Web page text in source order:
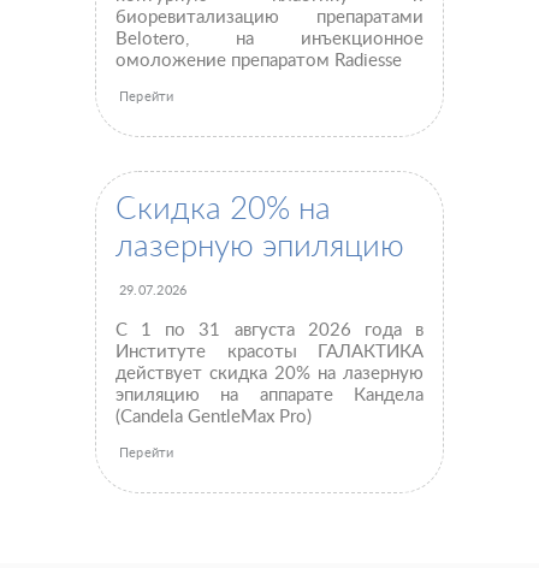
О клинике Лицензии и сертификаты
Новости и СМИ Cтатьи и публикации
Программа лояльности и подарочные сертификаты
Медицинский туризм Юр. информация
Карьера
биоревитализацию препаратами
Belotero, на инъекционное
омоложение препаратом Radiesse
Перейти
Скидка 20% на
лазерную эпиляцию
29.07.2026
С 1 по 31 августа 2026 года в
Институте красоты ГАЛАКТИКА
действует скидка 20% на лазерную
эпиляцию на аппарате Кандела
(Candela GentleMax Pro)
Перейти